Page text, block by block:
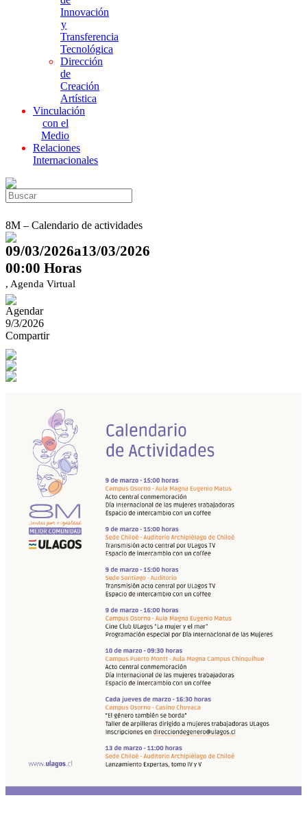
Innovación
y
Transferencia
Tecnológica
Dirección
de
Creación
Artística
Vinculación
con el
Medio
Relaciones
Internacionales
8M – Calendario de actividades
09/03/2026a13/03/2026
00:00 Horas
, Agenda Virtual
Agendar
9/3/2026
Compartir